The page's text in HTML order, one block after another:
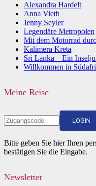
Alexandra Hardelt
Anna Vieth
Jenny Seyler
Legendäre Metropolen
Mit dem Motorrad
Kalimera Kreta
Sri Lanka – Ein
Willkommen in
Meine Reise
LOGIN
Bitte geben Sie hier Ihren
bestätigen Sie die Eingabe.
Newsletter